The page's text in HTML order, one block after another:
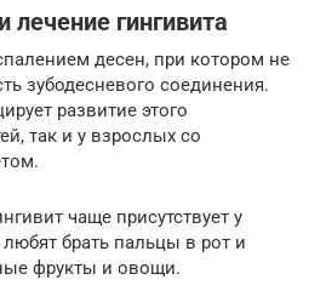
лечение гингивита
десен, при котором не
зубодесневого соединения.
развитие этого
так и у взрослых со
чаще присутствует у
брать пальцы в рот и
фрукты и овощи.